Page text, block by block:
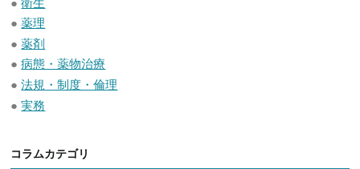
●薬理
●薬剤
●病態・薬物治療
●法規・制度・倫理
●実務
コラムカテゴリ